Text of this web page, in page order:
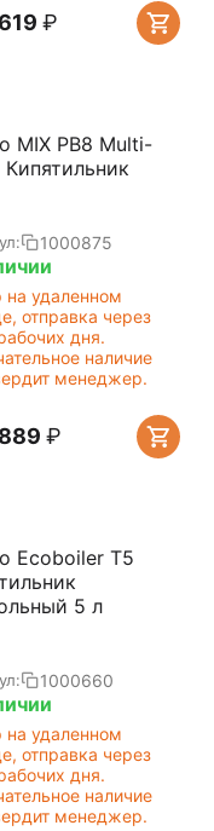
₽
MIX PB8 Multi-
1000875
на удаленном
отправка через
дня.
наличие
менеджер.
₽
Ecoboiler T5
5 л
1000660
на удаленном
отправка через
дня.
наличие
менеджер.